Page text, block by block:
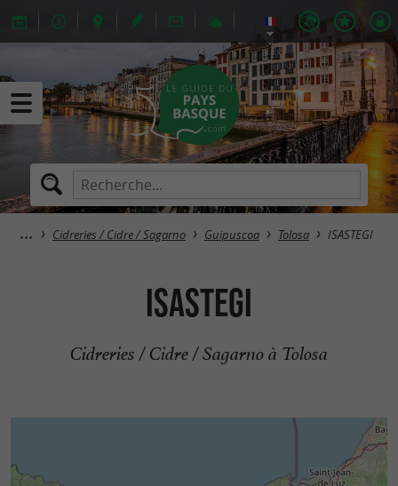
Cidreries / Cidre / Sagarno Guipuscoa Tolosa ISASTEGI
ISASTEGI
Cidreries / Cidre / Sagarno à Tolosa